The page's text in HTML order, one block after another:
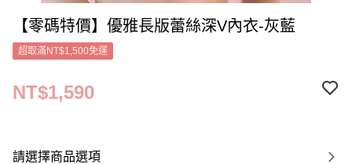
【零碼特價】優雅長版蕾絲深V內衣-灰藍
超取滿NT$1,500免運
NT$1,590
請選擇商品選項